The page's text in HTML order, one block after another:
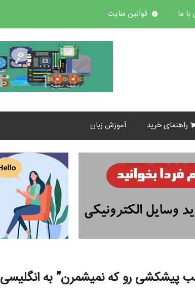
ما قوانین سایت
راهنمای خرید آموزش زبان
پیشکشی رو که نمیشمرن” به انگلیسی